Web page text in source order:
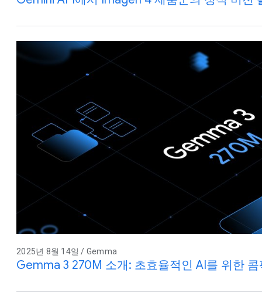
2025년 8월 14일 / Gemma
Gemma 3 270M 소개: 초효율적인 AI를 위한